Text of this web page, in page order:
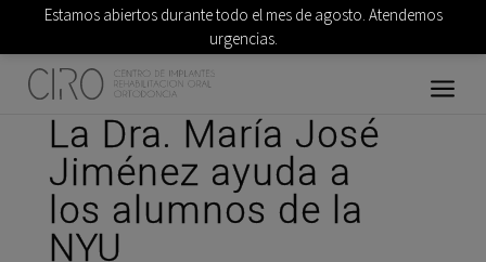
La Dra. María José
Jiménez ayuda a
los alumnos de la
NYU
Estamos abiertos durante todo el mes de agosto. Atendemos
urgencias.